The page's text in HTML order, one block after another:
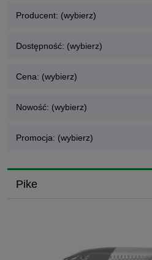
Producent: (wybierz)
Dostępność: (wybierz)
Cena: (wybierz)
Nowość: (wybierz)
Promocja: (wybierz)
Pike